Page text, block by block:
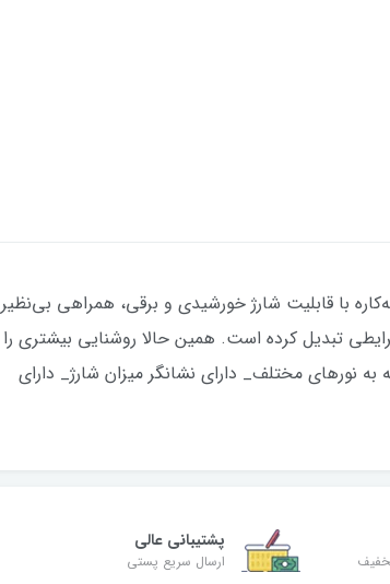
کنید! این محصول همه‌کاره با قابلیت شارژ خورشیدی و برقی، همراهی بی‌نظیر
تبدیل کرده است. همین حالا روشنایی بیشتری را
4 حالت نوردهی _ دارای نور فوق العاده _ زمان نوردهی 3 تا 12 ساعت بسته به نورهای مختلف_ دارای نشانگر میزان شارژ_ دارای
پشتیبانی عالی
ارسال سریع پستی